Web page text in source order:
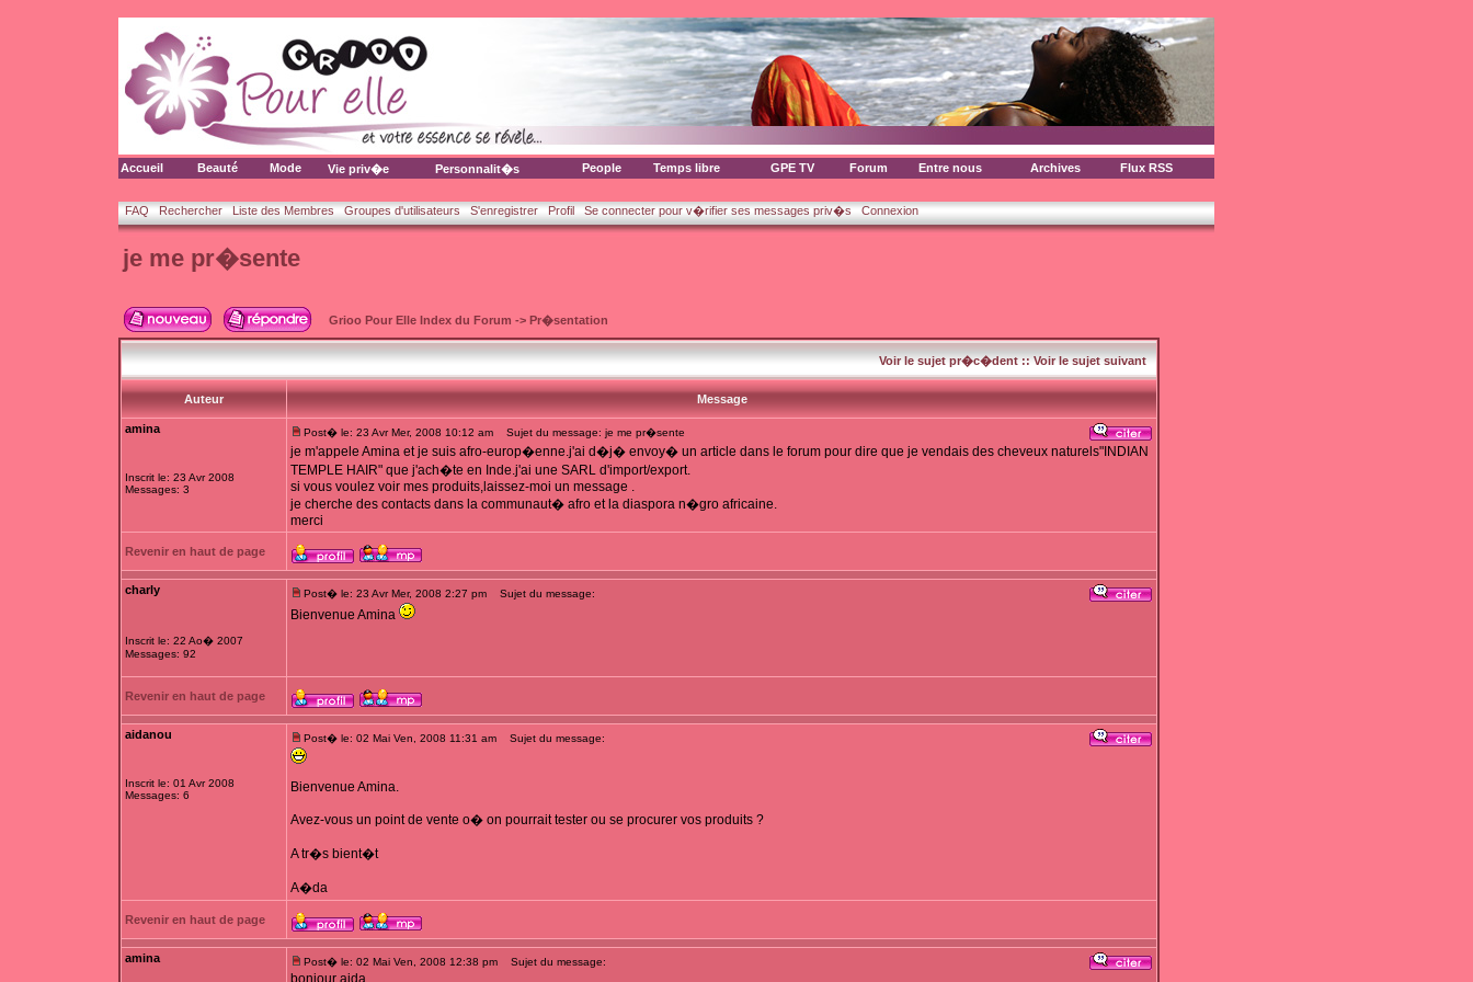
Accueil Beauté Mode Vie priv�e Personnalit�s People Temps libre GPE TV Forum Entre nous Archives Flux RSS
FAQ Rechercher Liste des Membres Groupes d'utilisateurs S'enregistrer Profil Se connecter pour v�rifier ses messages priv�s Connexion
je me pr�sente
Grioo Pour Elle Index du Forum -> Pr�sentation
Voir le sujet pr�c�dent::Voir le sujet suivant
Auteur Message
amina
Inscrit le: 23 Avr 2008
Messages: 3
Post� le: 23 Avr Mer, 2008 10:12 am Sujet du message: je me pr�sente
je m'appele Amina et je suis afro-europ�enne.j'ai d�j� envoy� un article dans le forum pour dire que je vendais des cheveux naturels"INDIAN
TEMPLE HAIR" que j'ach�te en Inde.j'ai une SARL d'import/export.
si vous voulez voir mes produits,laissez-moi un message .
je cherche des contacts dans la communaut� afro et la diaspora n�gro africaine.
merci
Revenir en haut de page
charly
Inscrit le: 22 Ao� 2007
Messages: 92
Post� le: 23 Avr Mer, 2008 2:27 pm Sujet du message:
Bienvenue Amina
Revenir en haut de page
aidanou
Inscrit le: 01 Avr 2008
Messages: 6
Post� le: 02 Mai Ven, 2008 11:31 am Sujet du message:
Bienvenue Amina.
Avez-vous un point de vente o� on pourrait tester ou se procurer vos produits ?
A tr�s bient�t
A�da
Revenir en haut de page
amina Post� le: 02 Mai Ven, 2008 12:38 pm Sujet du message:
bonjour aida